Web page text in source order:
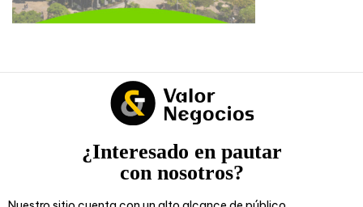
¿Interesado en pautar
con nosotros?